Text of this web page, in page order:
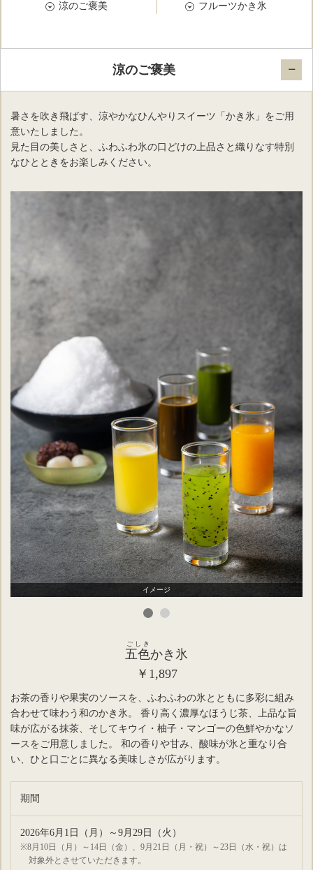
涼のご褒美 フルーツかき氷
涼のご褒美
暑さを吹き飛ばす、涼やかなひんやりスイーツ「かき氷」をご用
意いたしました。
見た目の美しさと、ふわふわ氷の口どけの上品さと織りなす特別
なひとときをお楽しみください。
イメージ
五色
ごしき
かき氷
￥1,897
お茶の香りや果実のソースを、ふわふわの氷とともに多彩に組み
合わせて味わう和のかき氷。 香り高く濃厚なほうじ茶、上品な旨
味が広がる抹茶、そしてキウイ・柚子・マンゴーの色鮮やかなソ
ースをご用意しました。 和の香りや甘み、酸味が氷と重なり合
い、ひと口ごとに異なる美味しさが広がります。
期間
2026年6月1日（月）～9月29日（火）
※8月10日（月）～14日（金）、9月21日（月・祝）～23日（水・祝）は
対象外とさせていただきます。